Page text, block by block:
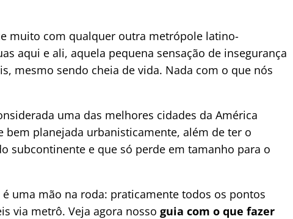
muito com qualquer outra metrópole latino-
aqui e ali, aquela pequena sensação de insegurança
mesmo sendo cheia de vida. Nada com o que nós
uma das melhores cidades da América
bem planejada urbanisticamente, além de ter o
subcontinente e que só perde em tamanho para o
uma mão na roda: praticamente todos os pontos
via metrô. Veja agora nosso guia com o que fazer